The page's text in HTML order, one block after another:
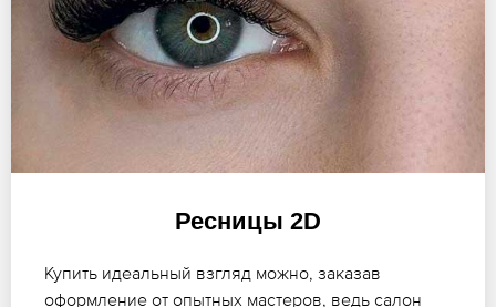
Ресницы 2D
Купить идеальный взгляд можно, заказав
оформление от опытных мастеров, ведь салон